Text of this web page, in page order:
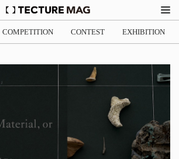
COMPETITION CONTEST EXHIBITION